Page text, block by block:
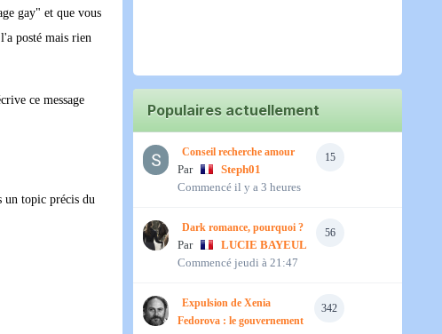
gay" et que vous
posté mais rien
ce message
un topic précis du
Populaires actuellement
15
Conseil recherche amour
Par
Steph01
Commencé il y a 3 heures
56
Dark romance, pourquoi ?
Par
LUCIE BAYEUL
Commencé jeudi à 21:47
342
Expulsion de Xenia
Fedorova : le gouvernement